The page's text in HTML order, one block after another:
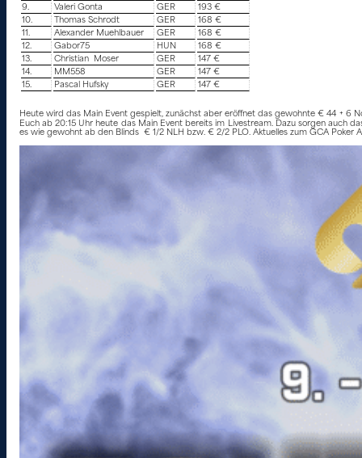
9.
Valeri Gonta GER
193 €
10.
Thomas Schrodt GER
168 €
11.
Alexander Muehlbauer GER
168 €
12.
Gabor75 HUN
168 €
13.
Christian Moser GER
147 €
14.
MM558 GER
147 €
15.
Pascal Hufsky GER 147 €
Heute wird das Main Event gespielt, zunächst aber eröffnet das gewohnte € 44 + 6
Euch ab 20:15 Uhr heute das Main Event bereits im Livestream. Dazu sorgen auch
es wie gewohnt ab den Blinds € 1/2 NLH bzw. € 2/2 PLO. Aktuelles zum GCA Poker